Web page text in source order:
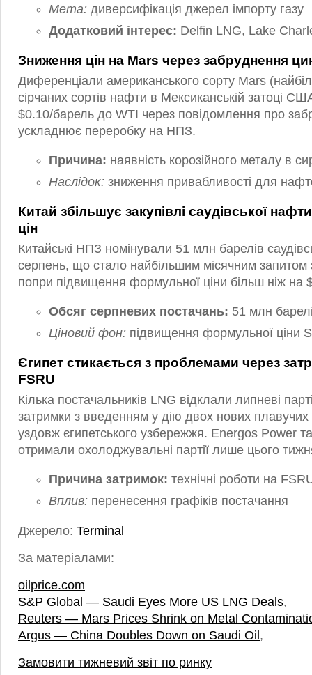
Мета: диверсифікація джерел імпорту газу
Додатковий інтерес: Delfin LNG, Lake
Зниження цін на Mars через забруднення
Диференціали американського сорту Mars
сірчаних сортів нафти в Мексиканській затоці
$0.10/барель до WTI через повідомлення про
ускладнює переробку на НПЗ.
Причина: наявність корозійного металу в
Наслідок: зниження привабливості для
Китай збільшує закупівлі саудівської
цін
Китайські НПЗ номінували 51 млн барелів
серпень, що стало найбільшим місячним запитом
попри підвищення формульної ціни більш ніж на
Обсяг серпневих постачань: 51 млн
Ціновий фон: підвищення формульної ціни
Єгипет стикається з проблемами через
FSRU
Кілька постачальників LNG відклали липневі
затримки з введенням у дію двох нових плавучих
уздовж єгипетського узбережжя. Energos Power
отримали охолоджувальні партії лише цього
Причина затримок: технічні роботи на
Вплив: перенесення графіків постачання
Джерело: Terminal
За матеріалами:
oilprice.com
S&P Global — Saudi Eyes More US LNG Deals,
Reuters — Mars Prices Shrink on Metal
Argus — China Doubles Down on Saudi Oil ,
Замовити тижневий звіт по ринку